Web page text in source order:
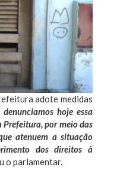
adote medidas
denunciamos hoje essa
Prefeitura, por meio das
atenuem a situação
dos direitos à
o parlamentar.